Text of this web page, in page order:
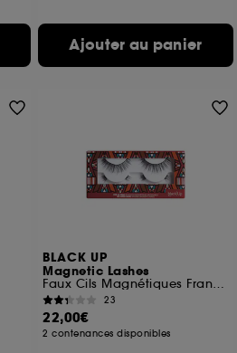
Ajouter au panier
BLACK UP
Magnetic Lashes
Faux Cils Magnétiques Frange Complète
23
22,00€
2 contenances disponibles